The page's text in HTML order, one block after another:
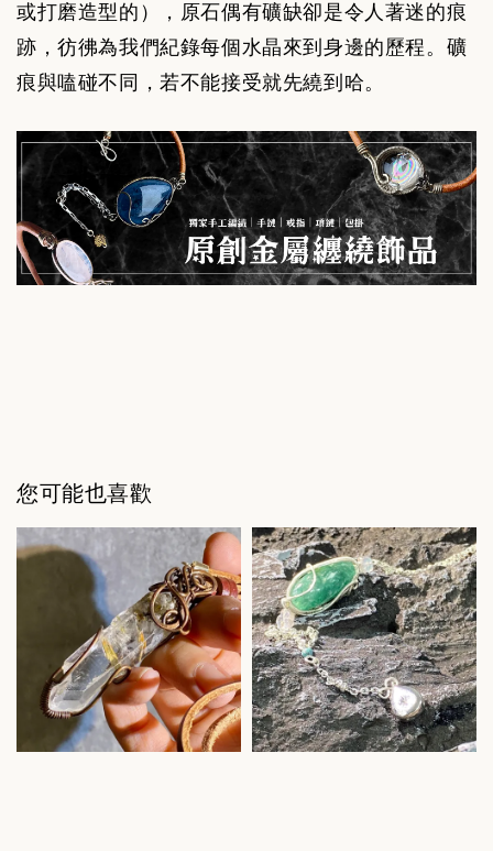
或打磨造型的）， 原石偶有礦缺卻是令人著迷的痕
跡，彷彿為我們紀錄每個水晶來到身邊的歷程。礦
痕與嗑碰不同，若不能接受就先繞到哈。
您可能也喜歡